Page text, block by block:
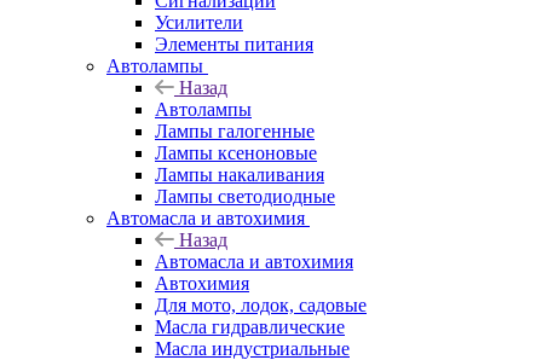
Усилители
Элементы питания
Автолампы
Назад
Автолампы
Лампы галогенные
Лампы ксеноновые
Лампы накаливания
Лампы светодиодные
Автомасла и автохимия
Назад
Автомасла и автохимия
Автохимия
Для мото, лодок, садовые
Масла гидравлические
Масла индустриальные